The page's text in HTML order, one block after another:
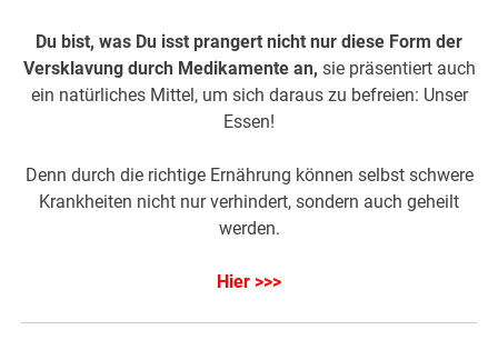
Du bist, was Du isst prangert nicht nur diese Form der
Versklavung durch Medikamente an, sie präsentiert auch
ein natürliches Mittel, um sich daraus zu befreien: Unser
Essen!
Denn durch die richtige Ernährung können selbst schwere
Krankheiten nicht nur verhindert, sondern auch geheilt
werden.
Hier >>>